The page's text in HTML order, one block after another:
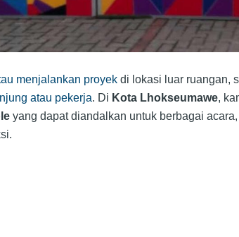
menjalankan proyekdi lokasi luar ruangan,
atau pekerja. Di Kota Lhokseumawe,
yang dapat diandalkan untuk berbagai